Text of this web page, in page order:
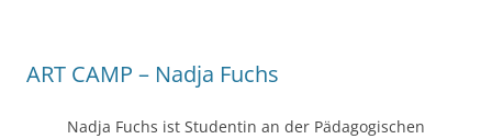
ART CAMP – Nadja Fuchs
Nadja Fuchs ist Studentin an der Pädagogischen